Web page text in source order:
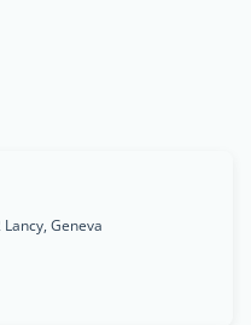
Geneva